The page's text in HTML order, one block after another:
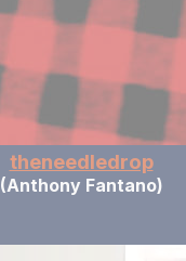
theneedledrop
(Anthony Fantano)